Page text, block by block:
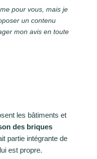
pour vous, mais je
un contenu
mon avis en toute
les bâtiments et
des briques
partie intégrante de
est propre.